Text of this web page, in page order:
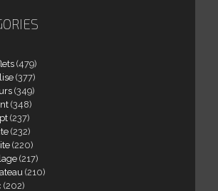
(479)
(377)
(349)
(348)
(237)
(232)
(220)
(217)
(210)
(202)